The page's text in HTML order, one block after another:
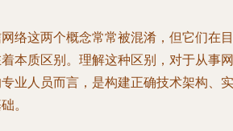
络这两个概念常常被混淆，但它们在目
本质区别。理解这种区别，对于从事网
业人员而言，是构建正确技术架构、实
。